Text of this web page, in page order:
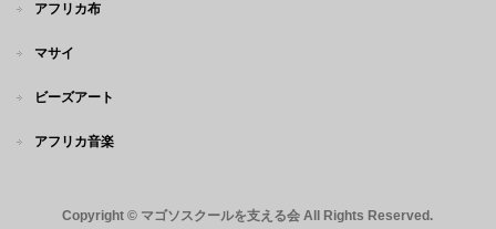
アフリカ布
マサイ
ビーズアート
アフリカ音楽
Copyright © マゴソスクールを支える会 All Rights Reserved.